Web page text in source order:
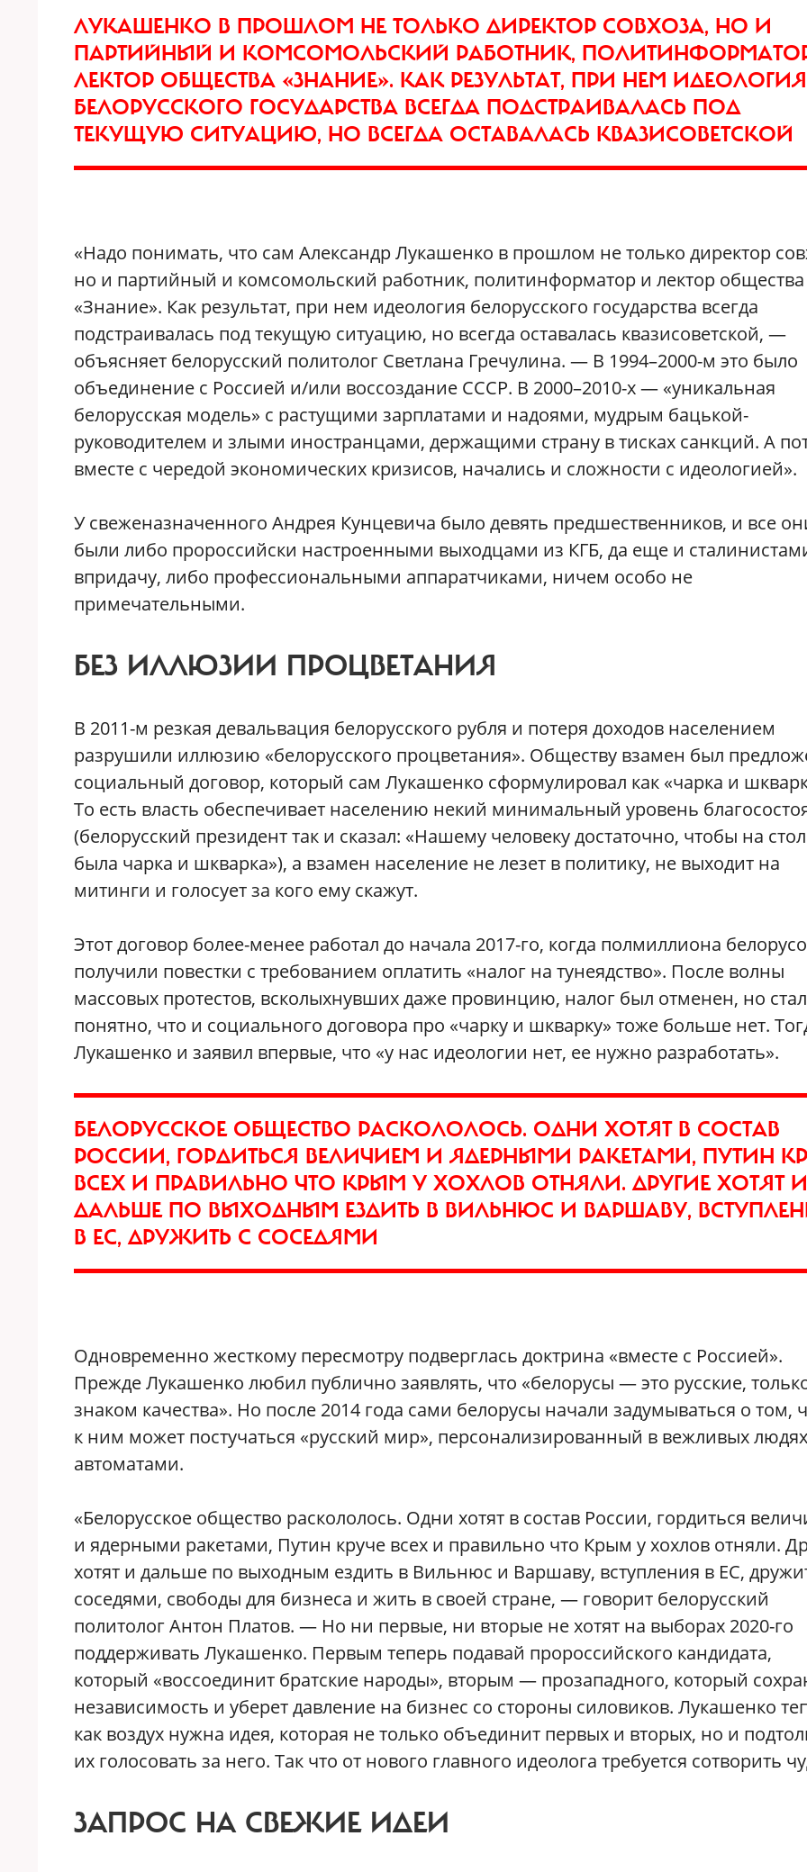
ЛУКАШЕНКО В ПРОШЛОМ НЕ ТОЛЬКО ДИРЕКТОР СОВХОЗА, НО И
ПАРТИЙНЫЙ И КОМСОМОЛЬСКИЙ РАБОТНИК,
ЛЕКТОР ОБЩЕСТВА «ЗНАНИЕ». КАК РЕЗУЛЬТАТ, ПРИ НЕМ ИДЕОЛОГИЯ
БЕЛОРУССКОГО ГОСУДАРСТВА ВСЕГДА ПОДСТРАИВАЛАСЬ ПОД
ТЕКУЩУЮ СИТУАЦИЮ, НО ВСЕГДА ОСТАВАЛАСЬ КВАЗИСОВЕТСКОЙ
«Надо понимать, что сам Александр Лукашенко в прошлом не только директор
но и партийный и комсомольский работник, политинформатор и лектор общества
«Знание». Как результат, при нем идеология белорусского государства всегда
подстраивалась под текущую ситуацию, но всегда оставалась квазисоветской, —
объясняет белорусский политолог Светлана Гречулина. — В 1994–2000-м это было
объединение с Россией и/или воссоздание СССР. В 2000–2010-х — «уникальная
белорусская модель» с растущими зарплатами и надоями, мудрым бацькой-
руководителем и злыми иностранцами, держащими страну в тисках санкций. А
вместе с чередой экономических кризисов, начались и сложности с идеологией».
У свеженазначенного Андрея Кунцевича было девять предшественников, и все
были либо пророссийски настроенными выходцами из КГБ, да еще и
впридачу, либо профессиональными аппаратчиками, ничем особо не
примечательными.
БЕЗ ИЛЛЮЗИИ ПРОЦВЕТАНИЯ
В 2011-м резкая девальвация белорусского рубля и потеря доходов населением
разрушили иллюзию «белорусского процветания». Обществу взамен был
социальный договор, который сам Лукашенко сформулировал как «чарка и
То есть власть обеспечивает населению некий минимальный уровень
(белорусский президент так и сказал: «Нашему человеку достаточно, чтобы на
была чарка и шкварка»), а взамен население не лезет в политику, не выходит на
митинги и голосует за кого ему скажут.
Этот договор более-менее работал до начала 2017-го, когда полмиллиона
получили повестки с требованием оплатить «налог на тунеядство». После волны
массовых протестов, всколыхнувших даже провинцию, налог был отменен, но
понятно, что и социального договора про «чарку и шкварку» тоже больше нет.
Лукашенко и заявил впервые, что «у нас идеологии нет, ее нужно разработать».
БЕЛОРУССКОЕ ОБЩЕСТВО РАСКОЛОЛОСЬ. ОДНИ ХОТЯТ В СОСТАВ
РОССИИ, ГОРДИТЬСЯ ВЕЛИЧИЕМ И ЯДЕРНЫМИ РАКЕТАМИ, ПУТИН
ВСЕХ И ПРАВИЛЬНО ЧТО КРЫМ У ХОХЛОВ ОТНЯЛИ. ДРУГИЕ ХОТЯТ И
ДАЛЬШЕ ПО ВЫХОДНЫМ ЕЗДИТЬ В ВИЛЬНЮС И ВАРШАВУ,
В ЕС, ДРУЖИТЬ С СОСЕДЯМИ
Одновременно жесткому пересмотру подверглась доктрина «вместе с Россией».
Прежде Лукашенко любил публично заявлять, что «белорусы — это русские,
знаком качества». Но после 2014 года сами белорусы начали задумываться о том,
к ним может постучаться «русский мир», персонализированный в вежливых
автоматами.
«Белорусское общество раскололось. Одни хотят в состав России, гордиться
и ядерными ракетами, Путин круче всех и правильно что Крым у хохлов отняли.
хотят и дальше по выходным ездить в Вильнюс и Варшаву, вступления в ЕС,
соседями, свободы для бизнеса и жить в своей стране, — говорит белорусский
политолог Антон Платов. — Но ни первые, ни вторые не хотят на выборах 2020-го
поддерживать Лукашенко. Первым теперь подавай пророссийского кандидата,
который «воссоединит братские народы», вторым — прозападного, который
независимость и уберет давление на бизнес со стороны силовиков. Лукашенко
как воздух нужна идея, которая не только объединит первых и вторых, но и
их голосовать за него. Так что от нового главного идеолога требуется сотворить
ЗАПРОС НА СВЕЖИЕ ИДЕИ